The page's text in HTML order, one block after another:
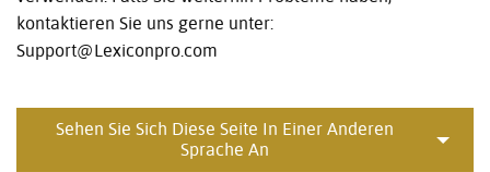
kontaktieren Sie uns gerne unter:
Support@Lexiconpro.com
Sehen Sie Sich Diese Seite In Einer Anderen
Sprache An